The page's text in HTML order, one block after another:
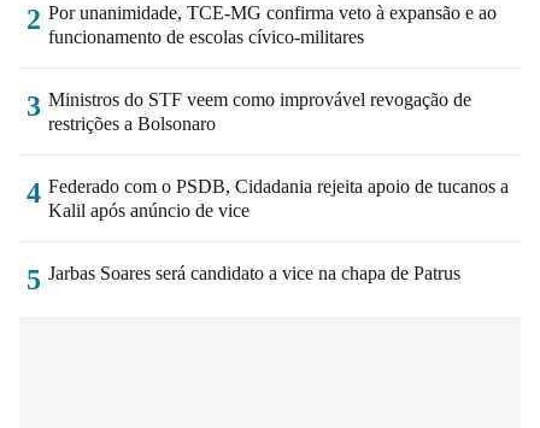
2 Por unanimidade, TCE-MG confirma veto à expansão e ao
funcionamento de escolas cívico-militares
3 Ministros do STF veem como improvável revogação de
restrições a Bolsonaro
4 Federado com o PSDB, Cidadania rejeita apoio de tucanos a
Kalil após anúncio de vice
5 Jarbas Soares será candidato a vice na chapa de Patrus